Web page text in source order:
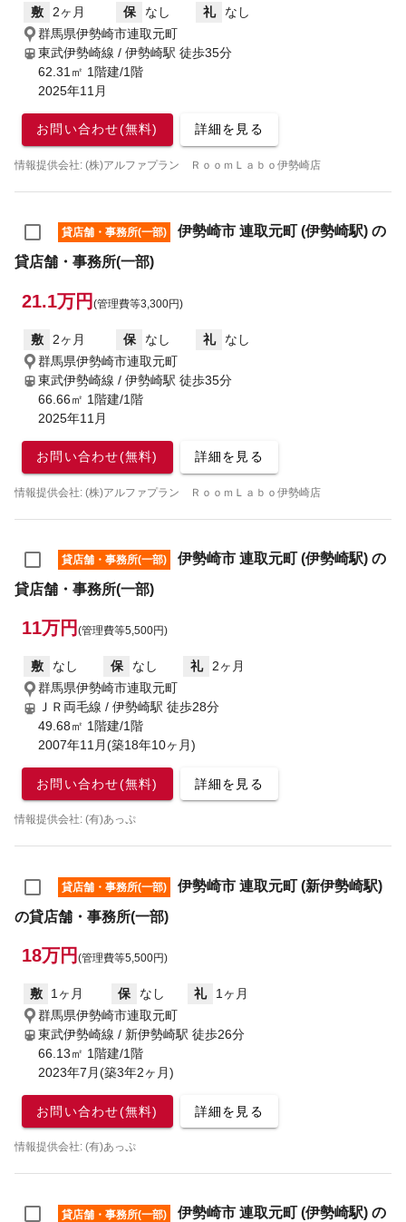
敷 2ヶ月 保 なし 礼
なし
群馬県伊勢崎市連取元町
東武伊勢崎線 / 伊勢崎駅 徒歩35分
62.31㎡ 1階建/1階
2025年11月
お問い合わせ(無料) 詳細を見る
情報提供会社: (株)アルファプラン ＲｏｏｍＬａｂｏ伊勢崎店
貸店舗・事務所(一部)
伊勢崎市 連取元町 (伊勢崎駅) の
貸店舗・事務所(一部)
21.1万円 (管理費等3,300円)
敷 2ヶ月 保 なし 礼
なし
群馬県伊勢崎市連取元町
東武伊勢崎線 / 伊勢崎駅 徒歩35分
66.66㎡ 1階建/1階
2025年11月
お問い合わせ(無料) 詳細を見る
情報提供会社: (株)アルファプラン ＲｏｏｍＬａｂｏ伊勢崎店
貸店舗・事務所(一部)
伊勢崎市 連取元町 (伊勢崎駅) の
貸店舗・事務所(一部)
11万円 (管理費等5,500円)
敷 なし 保 なし 礼
2ヶ月
群馬県伊勢崎市連取元町
ＪＲ両毛線 / 伊勢崎駅 徒歩28分
49.68㎡ 1階建/1階
2007年11月(築18年10ヶ月)
お問い合わせ(無料) 詳細を見る
情報提供会社: (有)あっぷ
貸店舗・事務所(一部)
伊勢崎市 連取元町 (新伊勢崎駅)
の貸店舗・事務所(一部)
18万円 (管理費等5,500円)
敷 1ヶ月 保 なし 礼
1ヶ月
群馬県伊勢崎市連取元町
東武伊勢崎線 / 新伊勢崎駅 徒歩26分
66.13㎡ 1階建/1階
2023年7月(築3年2ヶ月)
お問い合わせ(無料) 詳細を見る
情報提供会社: (有)あっぷ
貸店舗・事務所(一部)
伊勢崎市 連取元町 (伊勢崎駅) の